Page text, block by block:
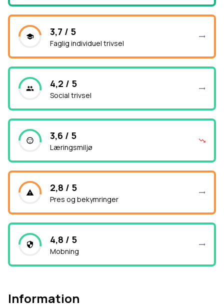
3,7 / 5
Faglig individuel trivsel
4,2 / 5
Social trivsel
3,6 / 5
Læringsmiljø
2,8 / 5
Pres og bekymringer
4,8 / 5
Mobning
Information